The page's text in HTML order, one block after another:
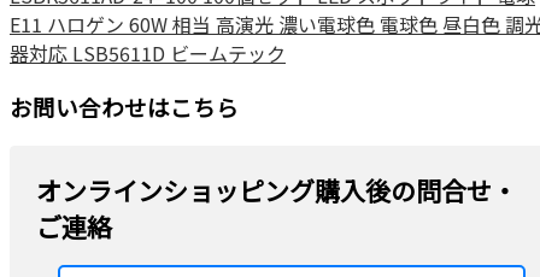
E11 ハロゲン 60W 相当 高演光 濃い電球色 電球色 昼白色 調
器対応 LSB5611D ビームテック
お問い合わせはこちら
オンラインショッピング購入後の問合せ・
ご連絡